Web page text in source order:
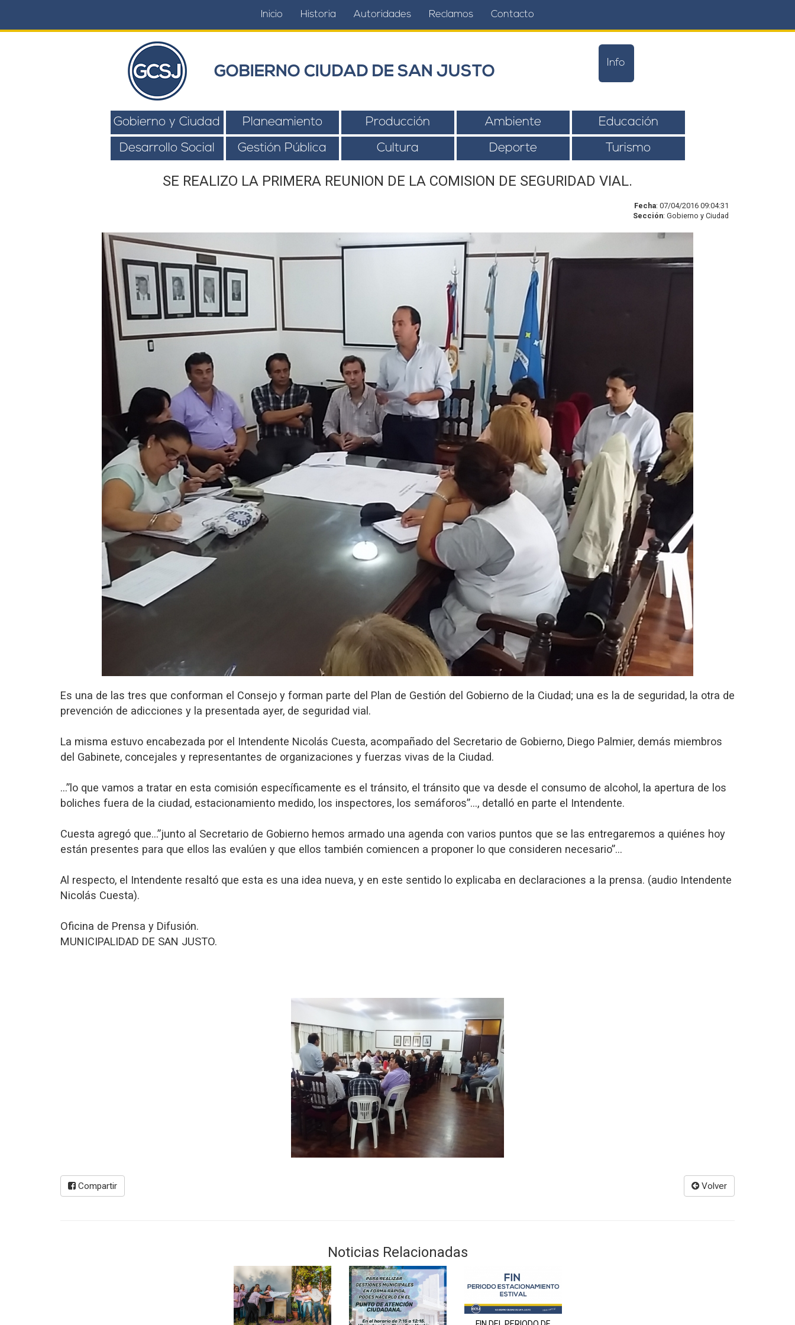
Inicio Historia Autoridades Reclamos Contacto
GOBIERNO CIUDAD DE SAN JUSTO
Info
Gobierno y Ciudad Planeamiento Producción Ambiente Educación
Desarrollo Social Gestión Pública Cultura Deporte Turismo
SE REALIZO LA PRIMERA REUNION DE LA COMISION DE SEGURIDAD VIAL.
Fecha: 07/04/2016 09:04:31
Sección: Gobierno y Ciudad
Es una de las tres que conforman el Consejo y forman parte del Plan de Gestión del Gobierno de la Ciudad; una es la de seguridad, la otra de
prevención de adicciones y la presentada ayer, de seguridad vial.
La misma estuvo encabezada por el Intendente Nicolás Cuesta, acompañado del Secretario de Gobierno, Diego Palmier, demás miembros
del Gabinete, concejales y representantes de organizaciones y fuerzas vivas de la Ciudad.
…”lo que vamos a tratar en esta comisión específicamente es el tránsito, el tránsito que va desde el consumo de alcohol, la apertura de los
boliches fuera de la ciudad, estacionamiento medido, los inspectores, los semáforos”…, detalló en parte el Intendente.
Cuesta agregó que…”junto al Secretario de Gobierno hemos armado una agenda con varios puntos que se las entregaremos a quiénes hoy
están presentes para que ellos las evalúen y que ellos también comiencen a proponer lo que consideren necesario”…
Al respecto, el Intendente resaltó que esta es una idea nueva, y en este sentido lo explicaba en declaraciones a la prensa. (audio Intendente
Nicolás Cuesta).
Oficina de Prensa y Difusión.
MUNICIPALIDAD DE SAN JUSTO.
Compartir Volver
Noticias Relacionadas